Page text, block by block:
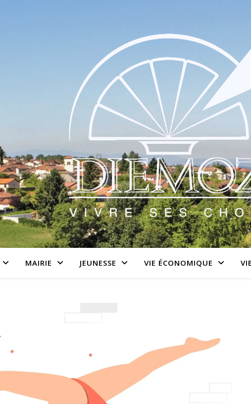
MAIRIE JEUNESSE VIE ÉCONOMIQUE